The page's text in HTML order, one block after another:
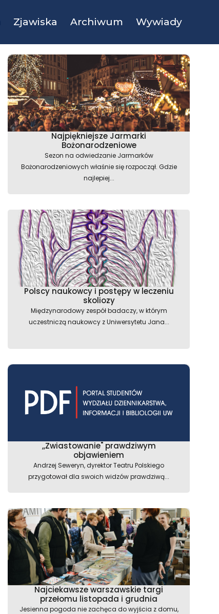
Zjawiska Archiwum Wywiady
Najpiękniejsze Jarmarki
Bożonarodzeniowe
Sezon na odwiedzanie Jarmarków
Bożonarodzeniowych właśnie się rozpoczął. Gdzie
najlepiej...
Polscy naukowcy i postępy w leczeniu
skoliozy
Międzynarodowy zespół badaczy, w którym
uczestniczą naukowcy z Uniwersytetu Jana...
,,Zwiastowanie" prawdziwym
objawieniem
Andrzej Seweryn, dyrektor Teatru Polskiego
przygotował dla swoich widzów prawdziwą...
Najciekawsze warszawskie targi
przełomu listopada i grudnia
Jesienna pogoda nie zachęca do wyjścia z domu,